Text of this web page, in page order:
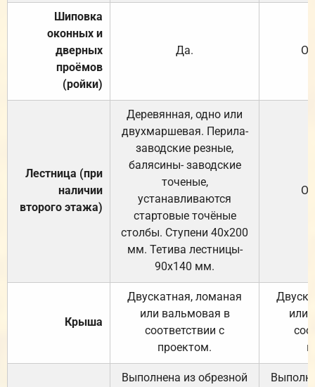
Шиповка
оконных и
дверных
проёмов
(ройки)
Да.
Лестница (при
наличии
второго этажа)
Деревянная, одно или
двухмаршевая. Перила-
заводские резные,
балясины- заводские
точеные,
устанавливаются
стартовые точёные
столбы. Ступени 40х200
мм. Тетива лестницы-
90х140 мм.
Крыша
Двускатная, ломаная
или вальмовая в
соответствии с
проектом.
или
Выполнена из обрезной